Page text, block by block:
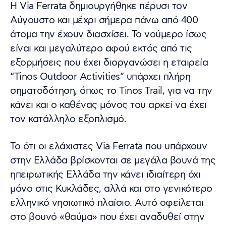
Η Via Ferrata δημιουργήθηκε πέρυσι τον
Αύγουστο και μέχρι σήμερα πάνω από 400
άτομα την έχουν διασχίσει. Το νούμερο ίσως
είναι και μεγαλύτερο αφού εκτός από τις
εξορμήσεις που έχει διοργανώσει η εταιρεία
“Tinos Outdoor Activities” υπάρχει πλήρη
σηματοδότηση, όπως το Tinos Trail, για να την
κάνει και ο καθένας μόνος του αρκεί να έχει
τον κατάλληλο εξοπλισμό.
Το ότι οι ελάχιστες Via Ferrata που υπάρχουν
στην Ελλάδα βρίσκονται σε μεγάλα βουνά της
ηπειρωτικής Ελλάδα την κάνει ιδιαίτερη όχι
μόνο στις Κυκλάδες, αλλά και στο γενικότερο
ελληνικό νησιωτικό πλαίσιο. Αυτό οφείλεται
στο βουνό «θαύμα» που έχει αναδυθεί στην